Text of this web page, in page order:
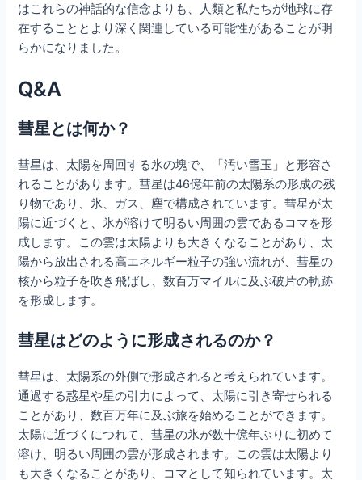
はこれらの神話的な信念よりも、人類と私たちが地球に存
在することとより深く関連している可能性があることが明
らかになりました。
Q&A
彗星とは何か？
彗星は、太陽を周回する氷の塊で、「汚い雪玉」と形容さ
れることがあります。彗星は46億年前の太陽系の形成の残
り物であり、氷、ガス、塵で構成されています。彗星が太
陽に近づくと、氷が溶けて明るい周囲の雲であるコマを形
成します。この雲は太陽よりも大きくなることがあり、太
陽から放出される高エネルギー粒子の強い流れが、彗星の
核から粒子を吹き飛ばし、数百万マイルに及ぶ破片の軌跡
を形成します。
彗星はどのように形成されるのか？
彗星は、太陽系の外側で形成されると考えられています。
通過する惑星や星の引力によって、太陽に引き寄せられる
ことがあり、数百万年に及ぶ旅を始めることができます。
太陽に近づくにつれて、彗星の氷が数十億年ぶりに初めて
溶け、明るい周囲の雲が形成されます。この雲は太陽より
も大きくなることがあり、コマとして知られています。太